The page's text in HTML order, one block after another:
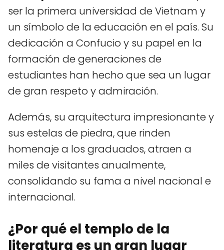
ser la primera universidad de Vietnam y
un símbolo de la educación en el país. Su
dedicación a Confucio y su papel en la
formación de generaciones de
estudiantes han hecho que sea un lugar
de gran respeto y admiración.
Además, su arquitectura impresionante y
sus estelas de piedra, que rinden
homenaje a los graduados, atraen a
miles de visitantes anualmente,
consolidando su fama a nivel nacional e
internacional.
¿Por qué el templo de la
literatura es un gran lugar